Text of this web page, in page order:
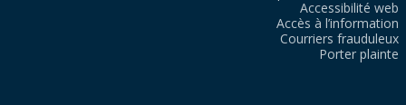
Accessibilité web
Accès à l’information
Courriers frauduleux
Porter plainte